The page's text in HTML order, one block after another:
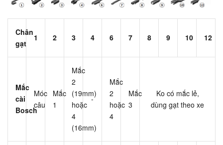
Chân
gạt
1 2 3 4 6 7 8 9 10 12
Mắc
cài
Bosch
Móc
câu
Mắc
1
Mắc
2
(19mm)
hoặc
4
(16mm)
-
Mắc
2
hoặc
4
Mắc
3
Ko có mắc lẻ,
dùng gạt theo xe